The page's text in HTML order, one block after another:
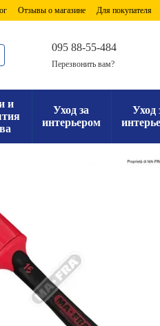
Отзывы о магазине Для покупателя
095 88-55-484
Перезвонить вам?
и
Уход за
интерьером
Уход